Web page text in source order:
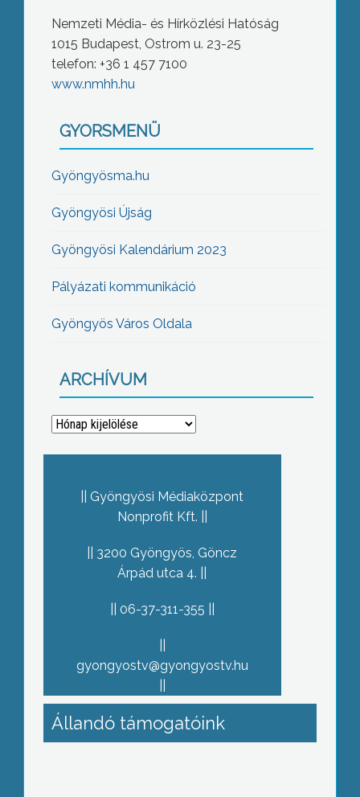
Nemzeti Média- és Hírközlési Hatóság
1015 Budapest, Ostrom u. 23-25
telefon: +36 1 457 7100
www.nmhh.hu
GYORSMENÜ
Gyöngyösma.hu
Gyöngyösi Újság
Gyöngyösi Kalendárium 2023
Pályázati kommunikáció
Gyöngyös Város Oldala
ARCHÍVUM
Archívum
Gyöngyösi Médiaközpont
Nonprofit Kft.
3200 Gyöngyös, Göncz
Árpád utca 4.
06-37-311-355
gyongyostv@gyongyostv.hu
Állandó támogatóink